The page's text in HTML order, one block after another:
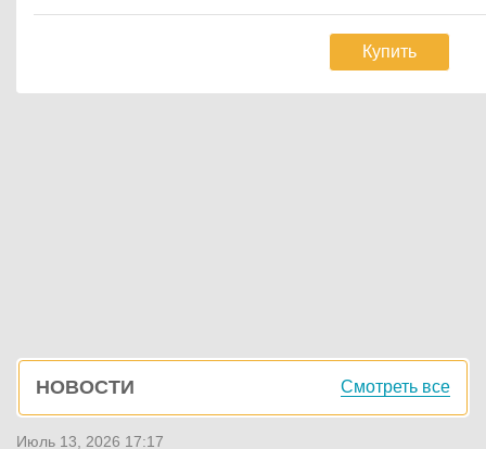
Купить
Боковая
панель
НОВОСТИ Смотреть все
Июль 13, 2026 17:17